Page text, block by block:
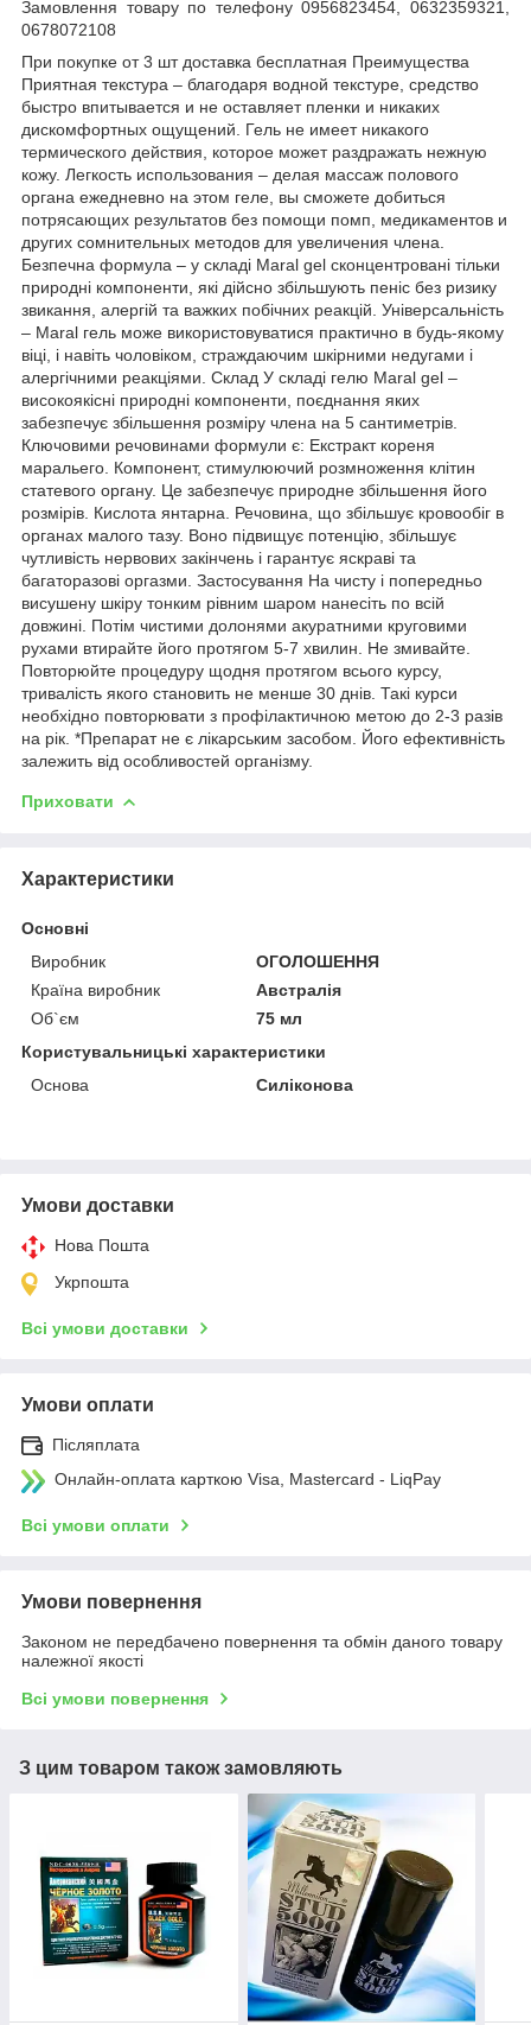
Замовлення товару по телефону 0956823454, 0632359321,
0678072108
При покупке от 3 шт доставка бесплатная Преимущества
Приятная текстура – благодаря водной текстуре, средство
быстро впитывается и не оставляет пленки и никаких
дискомфортных ощущений. Гель не имеет никакого
термического действия, которое может раздражать нежную
кожу. Легкость использования – делая массаж полового
органа ежедневно на этом геле, вы сможете добиться
потрясающих результатов без помощи помп, медикаментов и
других сомнительных методов для увеличения члена.
Безпечна формула – у складі Maral gel сконцентровані тільки
природні компоненти, які дійсно збільшують пеніс без ризику
звикання, алергій та важких побічних реакцій. Універсальність
– Maral гель може використовуватися практично в будь-якому
віці, і навіть чоловіком, страждаючим шкірними недугами і
алергічними реакціями. Склад У складі гелю Maral gel –
високоякісні природні компоненти, поєднання яких
забезпечує збільшення розміру члена на 5 сантиметрів.
Ключовими речовинами формули є: Екстракт кореня
маральего. Компонент, стимулюючий розмноження клітин
статевого органу. Це забезпечує природне збільшення його
розмірів. Кислота янтарна. Речовина, що збільшує кровообіг в
органах малого тазу. Воно підвищує потенцію, збільшує
чутливість нервових закінчень і гарантує яскраві та
багаторазові оргазми. Застосування На чисту і попередньо
висушену шкіру тонким рівним шаром нанесіть по всій
довжині. Потім чистими долонями акуратними круговими
рухами втирайте його протягом 5-7 хвилин. Не змивайте.
Повторюйте процедуру щодня протягом всього курсу,
тривалість якого становить не менше 30 днів. Такі курси
необхідно повторювати з профілактичною метою до 2-3 разів
на рік. *Препарат не є лікарським засобом. Його ефективність
залежить від особливостей організму.
Приховати
Характеристики
Основні
Виробник
ОГОЛОШЕННЯ
Країна виробник
Австралія
Об`єм
75 мл
Користувальницькі характеристики
Основа
Силіконова
Умови доставки
Нова Пошта
Укрпошта
Всі умови доставки
Умови оплати
Післяплата
Онлайн-оплата карткою Visa, Mastercard - LiqPay
Всі умови оплати
Умови повернення
Законом не передбачено повернення та обмін даного товару
належної якості
Всі умови повернення
З цим товаром також замовляють